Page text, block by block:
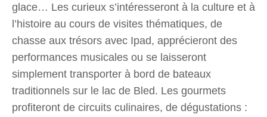
glace… Les curieux s’intéresseront à la culture et à
l’histoire au cours de visites thématiques, de
chasse aux trésors avec Ipad, apprécieront des
performances musicales ou se laisseront
simplement transporter à bord de bateaux
traditionnels sur le lac de Bled. Les gourmets
profiteront de circuits culinaires, de dégustations :